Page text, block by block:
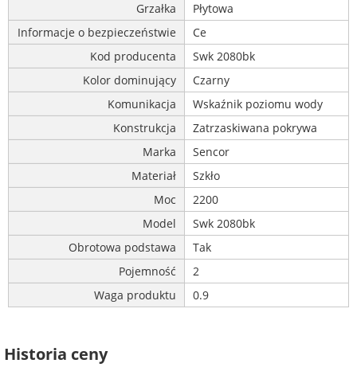
Grzałka
Płytowa
Informacje o bezpieczeństwie
Ce
Kod producenta
Swk 2080bk
Kolor dominujący
Czarny
Komunikacja
Wskaźnik poziomu wody
Konstrukcja
Zatrzaskiwana pokrywa
Marka
Sencor
Materiał
Szkło
Moc
2200
Model
Swk 2080bk
Obrotowa podstawa
Tak
Pojemność
2
Waga produktu
0.9
Historia ceny